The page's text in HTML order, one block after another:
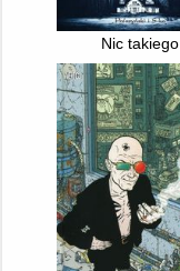
Nic takiego